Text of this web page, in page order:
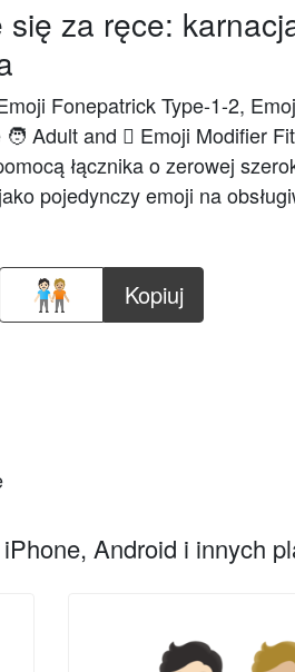
za ręce:
Fonepatrick Type-1-2,
Adult and 🏼 Emoji Modifier
łącznika o zerowej
pojedynczy emoji na
Kopiuj
Android i innych